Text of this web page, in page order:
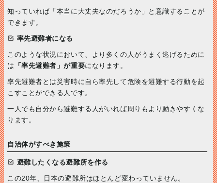
知っていれば「本当に大丈夫なのだろうか」と意識することが
できます。
率先避難者になる
このような状況において、より多くの人がうまく逃げるために
は 「率先避難者」が重要になります。
率先避難者とは災害時に自ら率先して危険を避難する行動を起
こすことができる人です。
一人でも自分から避難する人がいれば周りもより動きやすくな
ります。
自治体がすべき施策
避難したくなる避難所を作る
この20年、日本の避難所はほとんど変わっていません。